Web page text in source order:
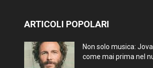
ARTICOLI POPOLARI
Non solo musica:
come mai prima nel